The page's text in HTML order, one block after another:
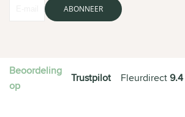
ABONNEER
Beoordeling
op
Trustpilot Fleurdirect9.4